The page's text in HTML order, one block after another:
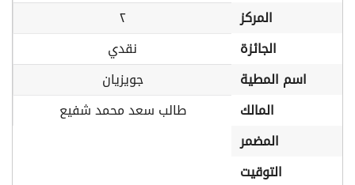
المركز
٢
الجائزة
نقدي
اسم المطية
جويزيان
المالك
طالب سعد محمد شفيع
المضمر
التوقيت